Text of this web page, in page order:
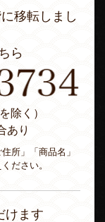
移転しまし
ら
除く）
あり
所」「商品名」
ださい。
けます